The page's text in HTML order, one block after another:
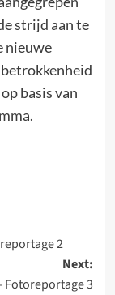
strijd aan te
nieuwe
basis van
2
Next:
Fotoreportage 3